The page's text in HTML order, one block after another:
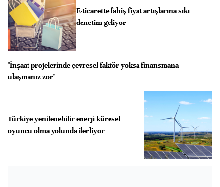
E-ticarette fahiş fiyat artışlarına sıkı
denetim geliyor
"İnşaat projelerinde çevresel faktör yoksa finansmana
ulaşmanız zor"
Türkiye yenilenebilir enerji küresel
oyuncu olma yolunda ilerliyor